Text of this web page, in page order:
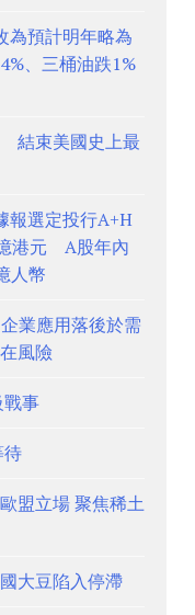
為預計明年略為
、三桶油跌1%
結束美國史上最
報選定投行A+H
港元 A股年內
人幣
業應用落後於需
風險
事
待
盟立場 聚焦稀土
大豆陷入停滯